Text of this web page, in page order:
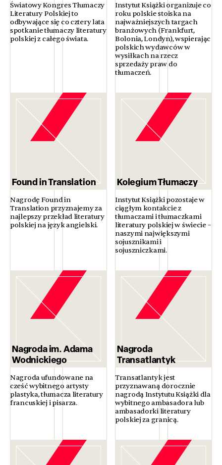
Światowy Kongres Tłumaczy
Literatury Polskiej to
odbywające się co cztery lata
spotkanie tłumaczy literatury
polskiej z całego świata.
Instytut Książki organizuje co
roku polskie stoiska na
najważniejszych targach
branżowych (Frankfurt,
Bolonia, Londyn), wspierając
polskich wydawców w
wysiłkach na rzecz
sprzedaży praw do
tłumaczeń.
Found in Translation
Nagrodę Found in
Translation przyznajemy za
najlepszy przekład literatury
polskiej na język angielski.
Kolegium Tłumaczy
Instytut Książki pozostaje w
ciągłym kontakcie z
tłumaczami i tłumaczkami
literatury polskiej w świecie –
naszymi największymi
sojusznikami i
sojuszniczkami.
Nagroda im. Adama
Wodnickiego
Nagroda ufundowane na
cześć wybitnego artysty
plastyka, tłumacza literatury
francuskiej i pisarza.
Nagroda
Transatlantyk
Transatlantyk jest
przyznawaną dorocznie
nagrodą Instytutu Książki dla
wybitnego ambasadora lub
ambasadorki literatury
polskiej za granicą.